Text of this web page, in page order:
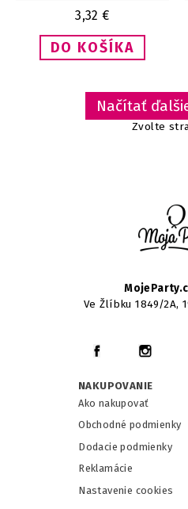
3,32 €
Načítať
Zvolte
Ve Žlíbku 1849/2A,
NAKUPOVANIE
Ako nakupovať
Obchodné podmienky
Dodacie podmienky
Reklamácie
Nastavenie cookies